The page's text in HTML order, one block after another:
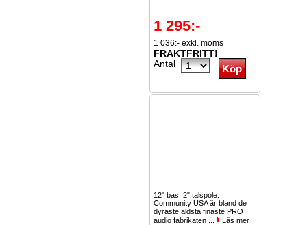
1 295:-
1 036:- exkl. moms
FRAKTFRITT!
Antal
12" bas, 2" talspole.
Community USA är bland de
dyraste äldsta finaste PRO
audio fabrikaten ...
Läs mer